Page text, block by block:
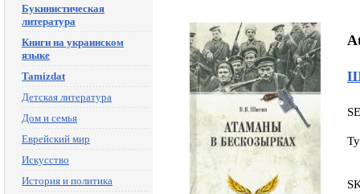
Букинистическая
литература
Книги на украинском
языке
Tamizdat
Детская литература
Дом и семья
Еврейский мир
Искусство
История и политика